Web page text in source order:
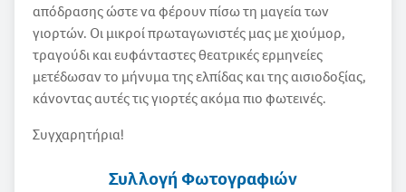
απόδρασης ώστε να φέρουν πίσω τη μαγεία των
γιορτών. Οι μικροί πρωταγωνιστές μας με χιούμορ,
τραγούδι και ευφάνταστες θεατρικές ερμηνείες
μετέδωσαν το μήνυμα της ελπίδας και της αισιοδοξίας,
κάνοντας αυτές τις γιορτές ακόμα πιο φωτεινές.
Συγχαρητήρια!
Συλλογή Φωτογραφιών